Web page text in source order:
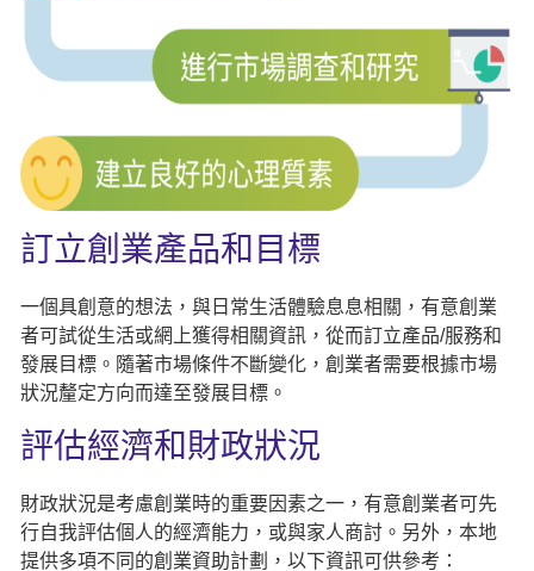
訂立創業產品和目標
一個具創意的想法，與日常生活體驗息息相關，有意創業
者可試從生活或網上獲得相關資訊，從而訂立產品/服務和
發展目標。隨著市場條件不斷變化，創業者需要根據市場
狀況釐定方向而達至發展目標。
評估經濟和財政狀況
財政狀況是考慮創業時的重要因素之一，有意創業者可先
行自我評估個人的經濟能力，或與家人商討。另外，本地
提供多項不同的創業資助計劃，以下資訊可供參考：